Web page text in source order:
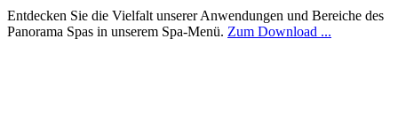
Entdecken Sie die Vielfalt unserer Anwendungen und Bereiche des
Panorama Spas in unserem Spa-Menü. Zum Download ...